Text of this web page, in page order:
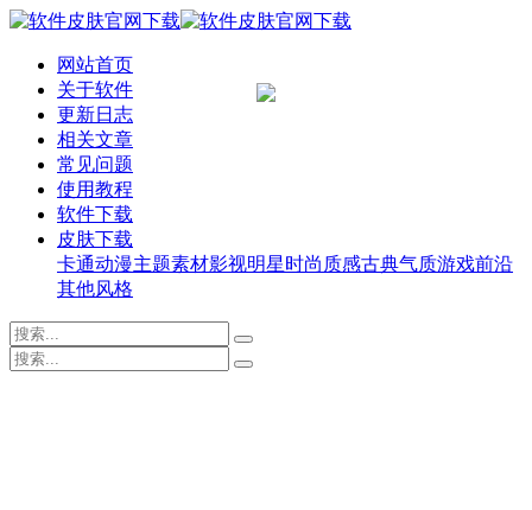
网站首页
关于软件
更新日志
相关文章
常见问题
使用教程
软件下载
皮肤下载
卡通动漫主题素材影视明星时尚质感古典气质游戏前沿
其他风格